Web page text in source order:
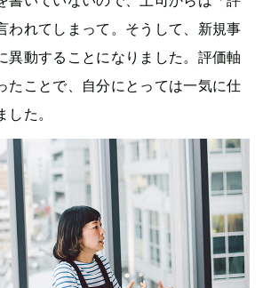
われてしまって。そうして、新規事
異動することになりました。評価軸
たことで、自分にとっては一気に仕
た。